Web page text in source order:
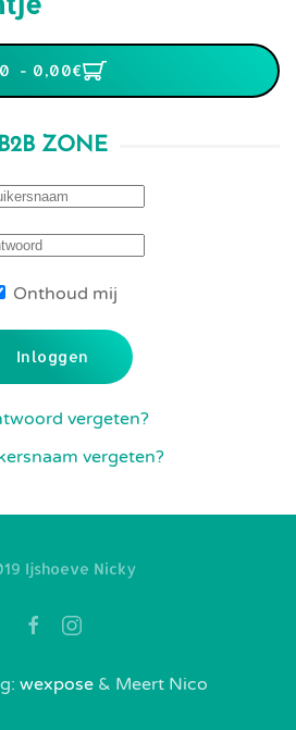
0 - 0,00‎€
B2B ZONE
Onthoud mij
Inloggen
vergeten?
vergeten?
Ijshoeve Nicky
wexpose & Meert Nico